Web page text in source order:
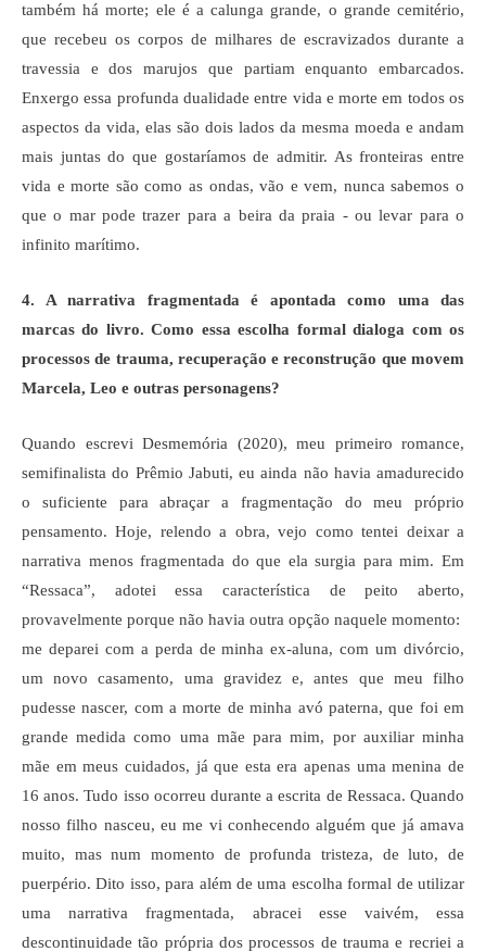
também há morte; ele é a calunga grande, o grande cemitério,
que recebeu os corpos de milhares de escravizados durante a
travessia e dos marujos que partiam enquanto embarcados.
Enxergo essa profunda dualidade entre vida e morte em todos os
aspectos da vida, elas são dois lados da mesma moeda e andam
mais juntas do que gostaríamos de admitir. As fronteiras entre
vida e morte são como as ondas, vão e vem, nunca sabemos o
que o mar pode trazer para a beira da praia - ou levar para o
infinito marítimo.
4. A narrativa fragmentada é apontada como uma das
marcas do livro. Como essa escolha formal dialoga com os
processos de trauma, recuperação e reconstrução que movem
Marcela, Leo e outras personagens?
Quando escrevi Desmemória (2020), meu primeiro romance,
semifinalista do Prêmio Jabuti, eu ainda não havia amadurecido
o suficiente para abraçar a fragmentação do meu próprio
pensamento. Hoje, relendo a obra, vejo como tentei deixar a
narrativa menos fragmentada do que ela surgia para mim. Em
“Ressaca”, adotei essa característica de peito aberto,
provavelmente porque não havia outra opção naquele momento:
me deparei com a perda de minha ex-aluna, com um divórcio,
um novo casamento, uma gravidez e, antes que meu filho
pudesse nascer, com a morte de minha avó paterna, que foi em
grande medida como uma mãe para mim, por auxiliar minha
mãe em meus cuidados, já que esta era apenas uma menina de
16 anos. Tudo isso ocorreu durante a escrita de Ressaca. Quando
nosso filho nasceu, eu me vi conhecendo alguém que já amava
muito, mas num momento de profunda tristeza, de luto, de
puerpério. Dito isso, para além de uma escolha formal de utilizar
uma narrativa fragmentada, abracei esse vaivém, essa
descontinuidade tão própria dos processos de trauma e recriei a